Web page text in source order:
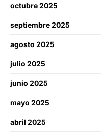
octubre 2025
septiembre 2025
agosto 2025
julio 2025
junio 2025
mayo 2025
abril 2025